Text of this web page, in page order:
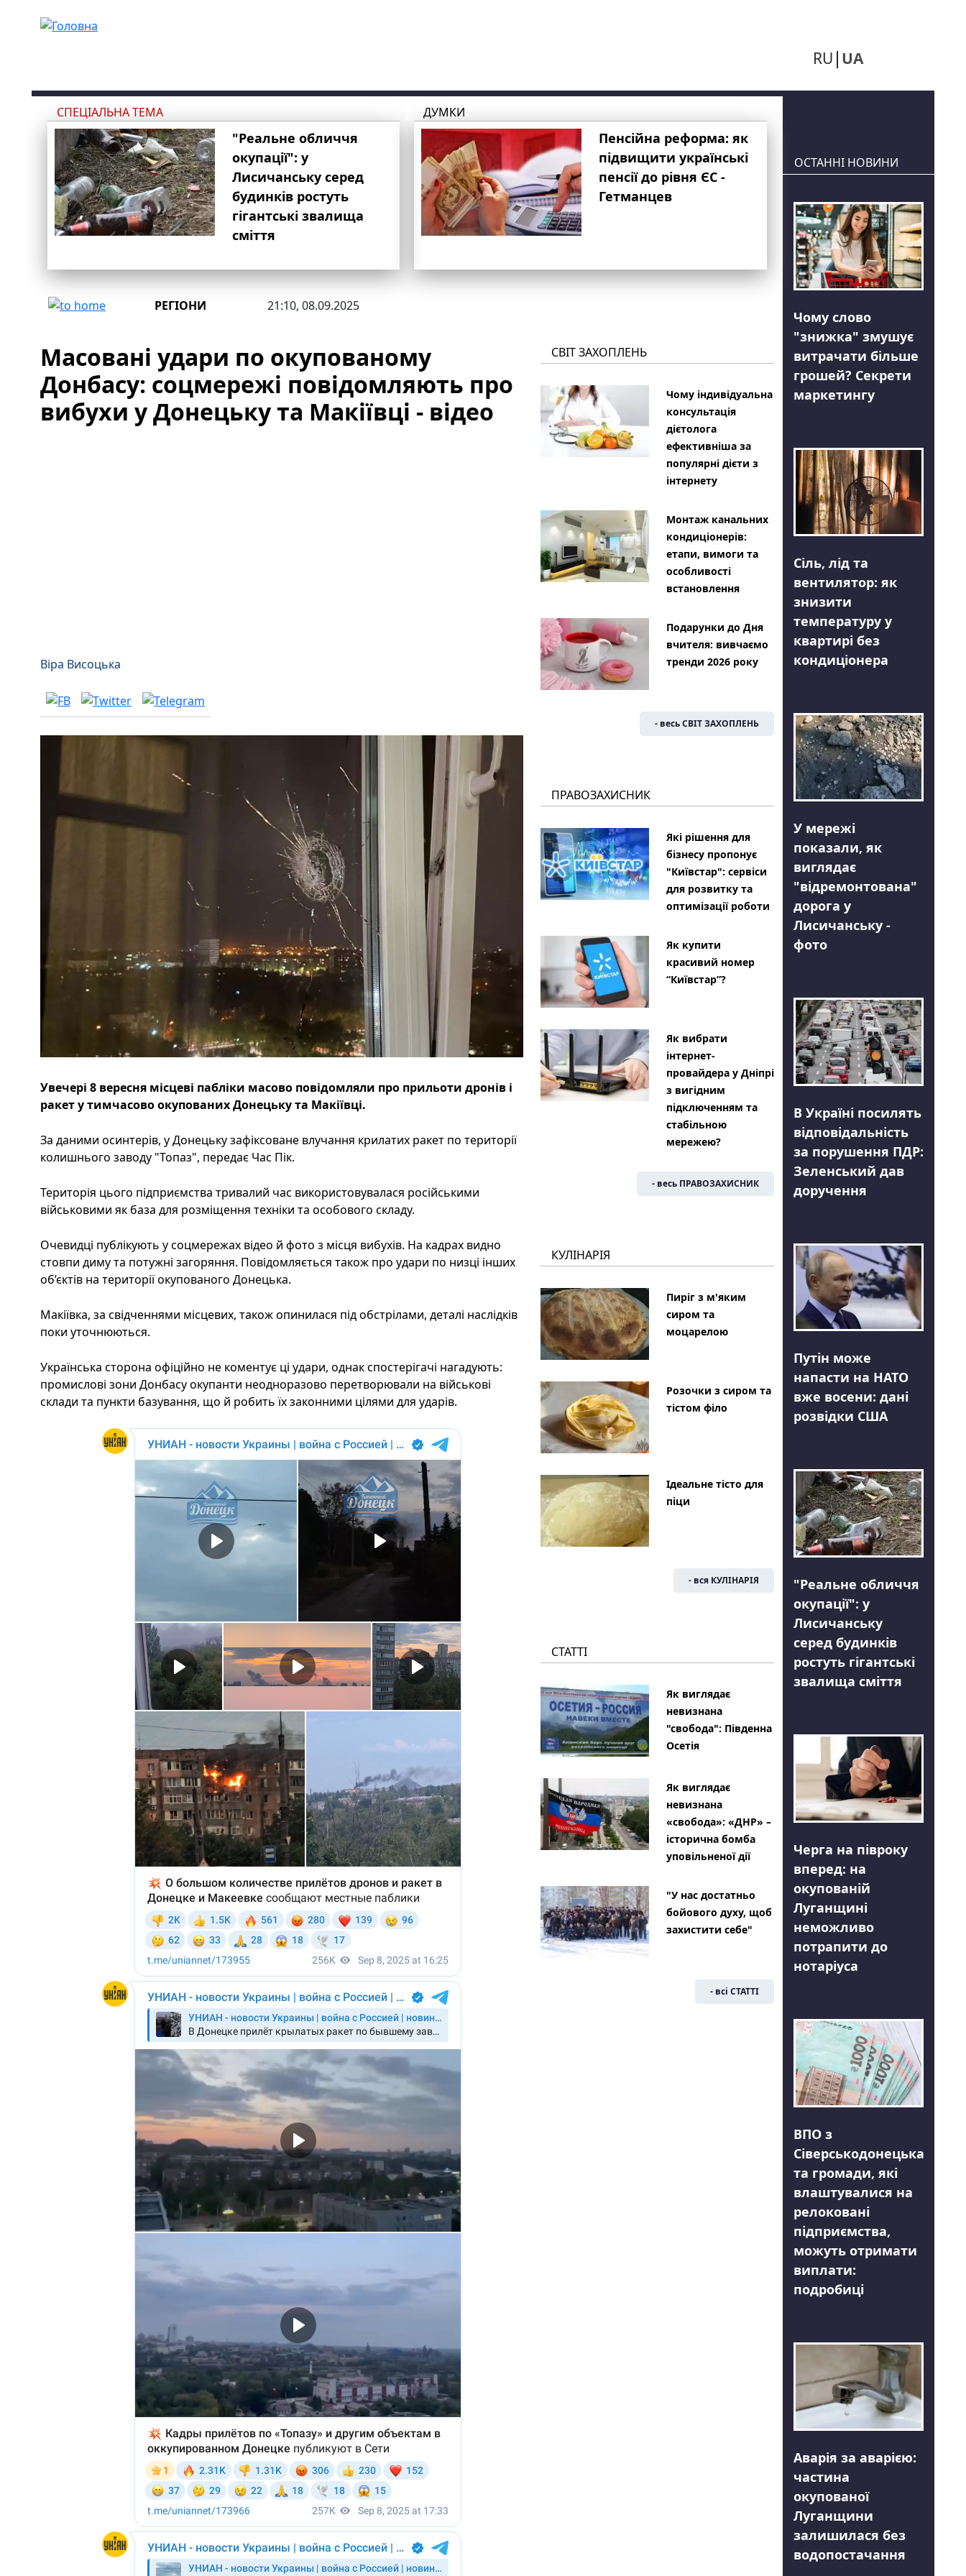
RU UA
СПЕЦІАЛЬНА ТЕМА
"Реальне обличчя
окупації": у
Лисичанську серед
будинків ростуть
гігантські звалища
сміття
ДУМКИ
Пенсійна реформа: як
підвищити українські
пенсії до рівня ЄС -
Гетманцев
РЕГІОНИ 21:10, 08.09.2025
Масовані удари по окупованому
Донбасу: соцмережі повідомляють про
вибухи у Донецьку та Макіївці - відео
Віра Висоцька
Увечері 8 вересня місцеві пабліки масово повідомляли про прильоти дронів і
ракет у тимчасово окупованих Донецьку та Макіївці.
За даними осинтерів, у Донецьку зафіксоване влучання крилатих ракет по території
колишнього заводу "Топаз", передає Час Пік.
Територія цього підприємства тривалий час використовувалася російськими
військовими як база для розміщення техніки та особового складу.
Очевидці публікують у соцмережах відео й фото з місця вибухів. На кадрах видно
стовпи диму та потужні загоряння. Повідомляється також про удари по низці інших
об’єктів на території окупованого Донецька.
Макіївка, за свідченнями місцевих, також опинилася під обстрілами, деталі наслідків
поки уточнюються.
Українська сторона офіційно не коментує ці удари, однак спостерігачі нагадують:
промислові зони Донбасу окупанти неодноразово перетворювали на військові
склади та пункти базування, що й робить їх законними цілями для ударів.
СВІТ ЗАХОПЛЕНЬ
Чому індивідуальна
консультація
дієтолога
ефективніша за
популярні дієти з
інтернету
Монтаж канальних
кондиціонерів:
етапи, вимоги та
особливості
встановлення
Подарунки до Дня
вчителя: вивчаємо
тренди 2026 року
- весь СВІТ ЗАХОПЛЕНЬ
ПРАВОЗАХИСНИК
Які рішення для
бізнесу пропонує
"Київстар": сервіси
для розвитку та
оптимізації роботи
Як купити
красивий номер
“Київстар”?
Як вибрати
інтернет-
провайдера у Дніпрі
з вигідним
підключенням та
стабільною
мережею?
- весь ПРАВОЗАХИСНИК
КУЛІНАРІЯ
Пиріг з м'яким
сиром та
моцарелою
Розочки з сиром та
тістом філо
Ідеальне тісто для
піци
- вся КУЛІНАРІЯ
СТАТТІ
Як виглядає
невизнана
"свобода": Південна
Осетія
Як виглядає
невизнана
«свобода»: «ДНР» –
історична бомба
уповільненої дії
"У нас достатньо
бойового духу, щоб
захистити себе"
- всі СТАТТІ
ОСТАННІ НОВИНИ
Чому слово
"знижка" змушує
витрачати більше
грошей? Секрети
маркетингу
Сіль, лід та
вентилятор: як
знизити
температуру у
квартирі без
кондиціонера
У мережі
показали, як
виглядає
"відремонтована"
дорога у
Лисичанську -
фото
В Україні посилять
відповідальність
за порушення ПДР:
Зеленський дав
доручення
Путін може
напасти на НАТО
вже восени: дані
розвідки США
"Реальне обличчя
окупації": у
Лисичанську
серед будинків
ростуть гігантські
звалища сміття
Черга на півроку
вперед: на
окупованій
Луганщині
неможливо
потрапити до
нотаріуса
ВПО з
Сіверськодонецька
та громади, які
влаштувалися на
релоковані
підприємства,
можуть отримати
виплати:
подробиці
Аварія за аварією:
частина
окупованої
Луганщини
залишилася без
водопостачання